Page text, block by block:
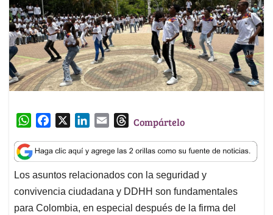
W
a
t
s
A
p
c
e
b
o
o
n
k
e
d
I
a
i
l
T
r
e
a
d
s
Compártelo
Los asuntos relacionados con la seguridad y
convivencia ciudadana y DDHH son fundamentales
para Colombia, en especial después de la firma del